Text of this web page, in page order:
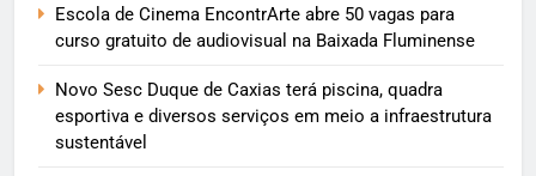
Escola de Cinema EncontrArte abre 50 vagas para
curso gratuito de audiovisual na Baixada Fluminense
Novo Sesc Duque de Caxias terá piscina, quadra
esportiva e diversos serviços em meio a infraestrutura
sustentável